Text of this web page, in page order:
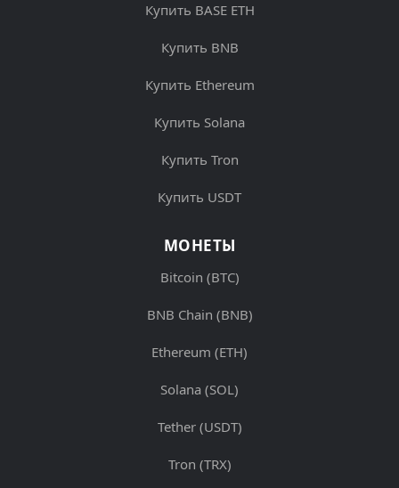
Купить BASE ETH
Купить BNB
Купить Ethereum
Купить Solana
Купить Tron
Купить USDT
МОНЕТЫ
Bitcoin (BTC)
BNB Chain (BNB)
Ethereum (ETH)
Solana (SOL)
Tether (USDT)
Tron (TRX)